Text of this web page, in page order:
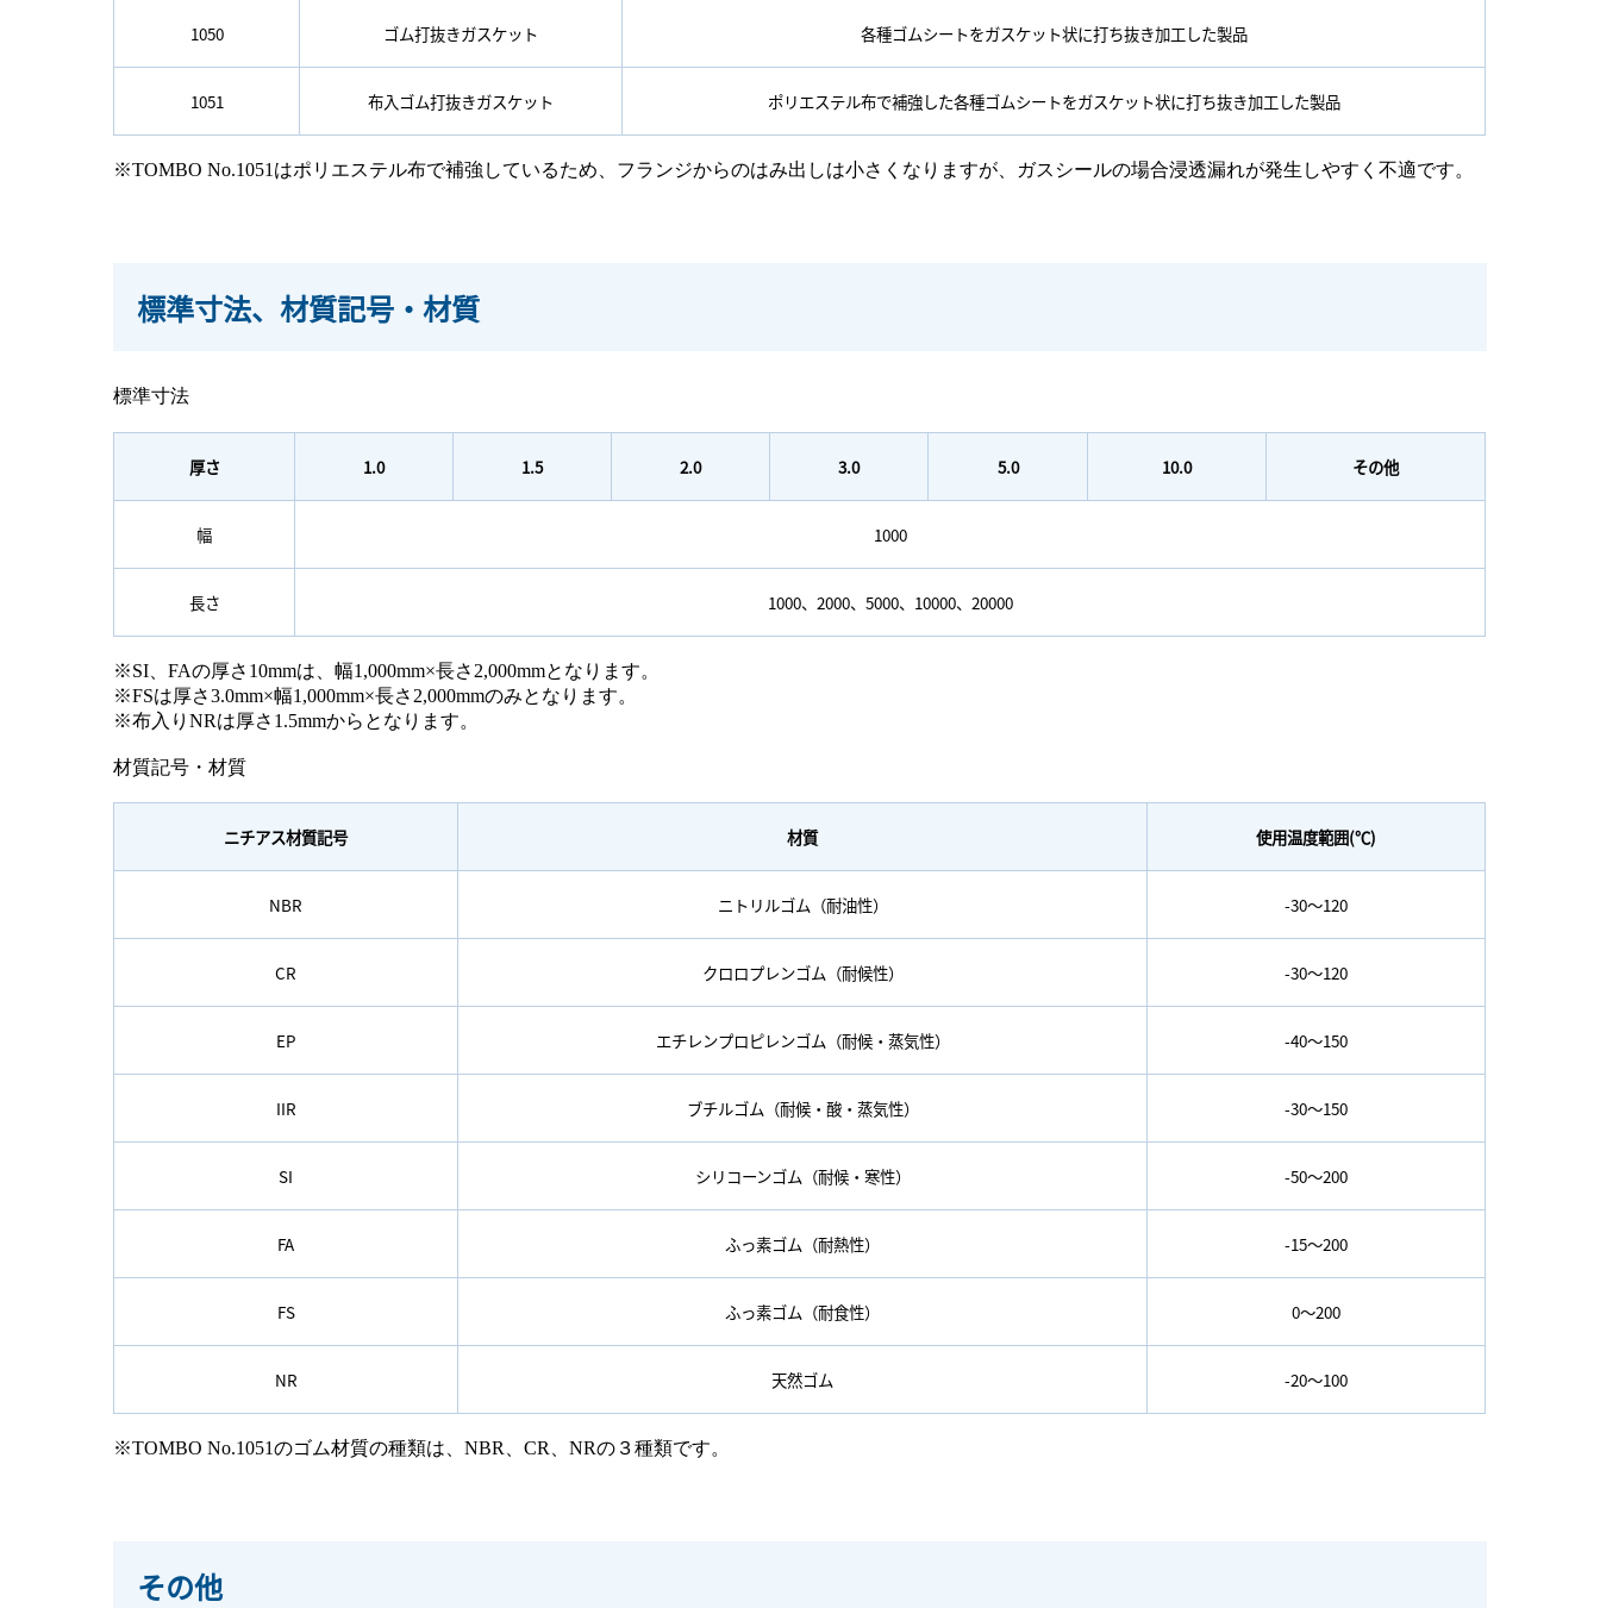
1050 ゴム打抜きガスケット 各種ゴムシートをガスケット状に打ち抜き加工した製品
1051 布入ゴム打抜きガスケット ポリエステル布で補強した各種ゴムシートをガスケット状に打ち抜き加工した製品
※TOMBO No.1051はポリエステル布で補強しているため、フランジからのはみ出しは小さくなりますが、ガスシールの場合浸透漏れが発生しやすく不適です。
標準寸法、材質記号・材質
標準寸法
厚さ 1.0 1.5 2.0 3.0 5.0 10.0 その他
幅 1000
長さ 1000、2000、5000、10000、20000
※SI、FAの厚さ10mmは、幅1,000mm×長さ2,000mmとなります。
※FSは厚さ3.0mm×幅1,000mm×長さ2,000mmのみとなります。
※布入りNRは厚さ1.5mmからとなります。
材質記号・材質
ニチアス材質記号 材質 使用温度範囲(℃)
NBR ニトリルゴム（耐油性） -30～120
CR クロロプレンゴム（耐候性） -30～120
EP エチレンプロピレンゴム（耐候・蒸気性） -40～150
IIR ブチルゴム（耐候・酸・蒸気性） -30～150
SI シリコーンゴム（耐候・寒性） -50～200
FA ふっ素ゴム（耐熱性） -15～200
FS ふっ素ゴム（耐食性） 0～200
NR 天然ゴム -20～100
※TOMBO No.1051のゴム材質の種類は、NBR、CR、NRの３種類です。
その他